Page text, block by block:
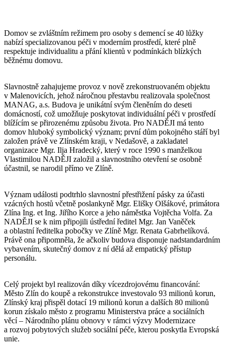
Domov se zvláštním režimem pro osoby s demencí se 40 lůžky
nabízí specializovanou péči v moderním prostředí, které plně
respektuje individualitu a přání klientů v podmínkách blízkých
běžnému domovu.
Slavnostně zahajujeme provoz v nově zrekonstruovaném objektu
v Malenovicích, jehož náročnou přestavbu realizovala společnost
MANAG, a.s. Budova je unikátní svým členěním do deseti
domácností, což umožňuje poskytovat individuální péči v prostředí
blížícím se přirozenému způsobu života. Pro NADĚJI má tento
domov hluboký symbolický význam; první dům pokojného stáří byl
založen právě ve Zlínském kraji, v Nedašově, a zakladatel
organizace Mgr. Ilja Hradecký, který v roce 1990 s manželkou
Vlastimilou NADĚJI založil a slavnostního otevření se osobně
účastnil, se narodil přímo ve Zlíně.
Význam události podtrhlo slavnostní přestřižení pásky za účasti
vzácných hostů včetně poslankyně Mgr. Elišky Olšákové, primátora
Zlína Ing. et Ing. Jiřího Korce a jeho náměstka Vojtěcha Volfa. Za
NADĚJI se k nim připojili ústřední ředitel Mgr. Jan Vaněček
a oblastní ředitelka pobočky ve Zlíně Mgr. Renata Gabrhelíková.
Právě ona připomněla, že ačkoliv budova disponuje nadstandardním
vybavením, skutečný domov z ní dělá až empatický přístup
personálu.
Celý projekt byl realizován díky vícezdrojovému financování:
Město Zlín do koupě a rekonstrukce investovalo 93 milionů korun,
Zlínský kraj přispěl dotací 19 milionů korun a dalších 80 milionů
korun získalo město z programu Ministerstva práce a sociálních
věcí – Národního plánu obnovy v rámci výzvy Modernizace
a rozvoj pobytových služeb sociální péče, kterou poskytla Evropská
unie.